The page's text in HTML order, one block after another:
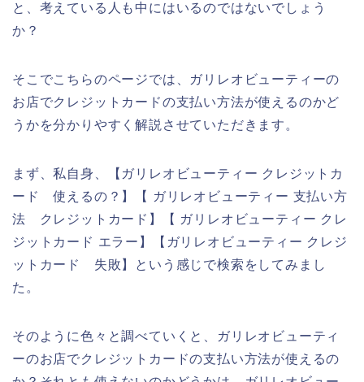
と、考えている人も中にはいるのではないでしょう
か？
そこでこちらのページでは、ガリレオビューティーの
お店でクレジットカードの支払い方法が使えるのかど
うかを分かりやすく解説させていただきます。
まず、私自身、【ガリレオビューティー クレジットカ
ード 使えるの？】【 ガリレオビューティー 支払い方
法 クレジットカード】【 ガリレオビューティー クレ
ジットカード エラー】【ガリレオビューティー クレジ
ットカード 失敗】という感じで検索をしてみまし
た。
そのように色々と調べていくと、ガリレオビューティ
ーのお店でクレジットカードの支払い方法が使えるの